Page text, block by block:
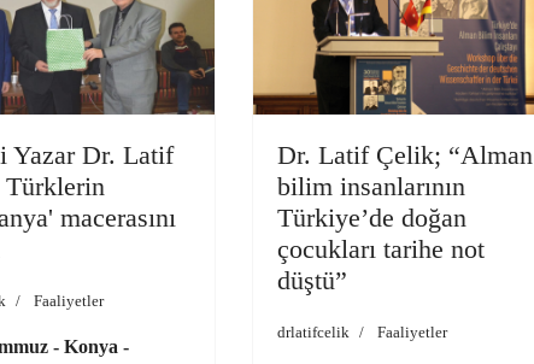
Yazar Dr. Latif
macerasını
Faaliyetler
- Konya -
Dr. Latif Çelik; “Alman
bilim insanlarının
Türkiye’de doğan
çocukları tarihe not
düştü”
drlatifcelik Faaliyetler